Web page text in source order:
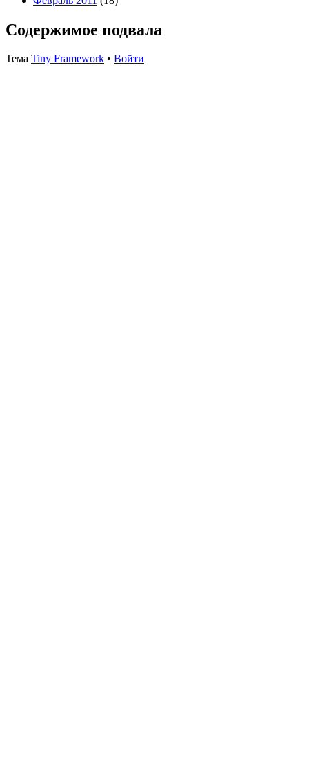
Содержимое подвала
Тема Tiny Framework • Войти